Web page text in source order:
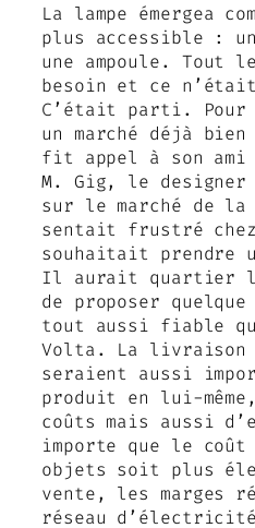
La lampe émergea
plus accessible :
une ampoule. Tout
besoin et ce
C’était parti. Pour
un marché déjà
fit appel à son ami
M. Gig, le
sur le marché de
sentait frustré
souhaitait prendre
Il aurait quartier
de proposer
tout aussi fiable
Volta. La livraison
seraient aussi
produit en lui-
coûts mais aussi
importe que le coût
objets soit plus
vente, les marges
réseau